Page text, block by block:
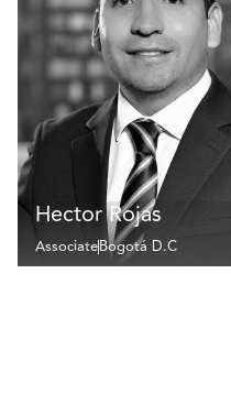
Hector Rojas
AssociateBogotá D.C